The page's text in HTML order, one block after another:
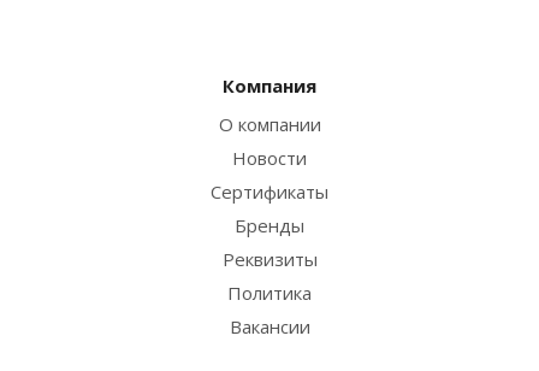
Компания
О компании
Новости
Сертификаты
Бренды
Реквизиты
Политика
Вакансии